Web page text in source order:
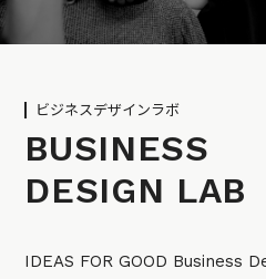
ビジネスデザインラボ
BUSINESS
DESIGN LAB
IDEAS FOR GOOD Business